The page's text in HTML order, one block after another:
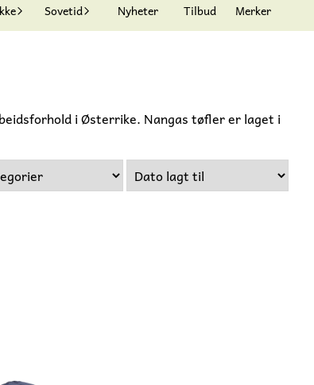
Sovetid Nyheter Tilbud Merker
i Østerrike. Nangas tøfler er laget i